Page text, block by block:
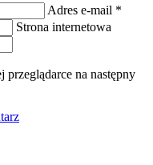
Adres e-mail *
Strona internetowa
przeglądarce na następny